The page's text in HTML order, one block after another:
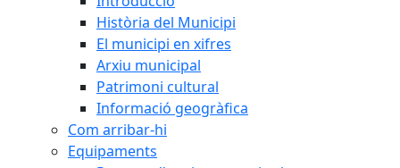
Història del Municipi
El municipi en xifres
Arxiu municipal
Patrimoni cultural
Informació geogràfica
Com arribar-hi
Equipaments